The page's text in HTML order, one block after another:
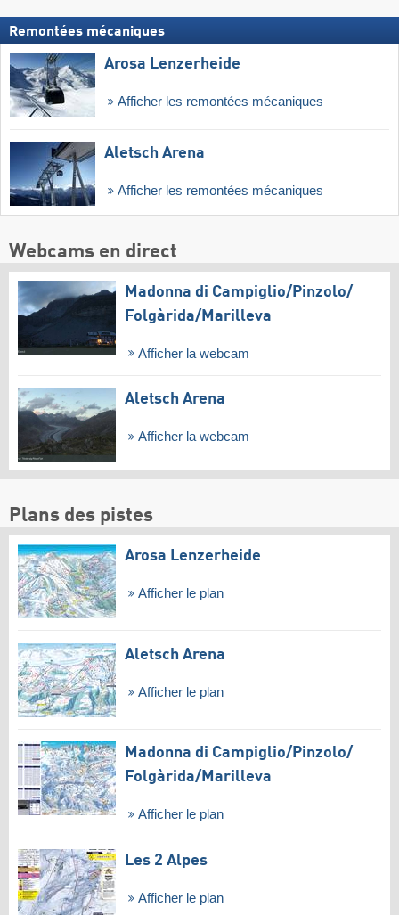
Remontées mécaniques
Arosa Lenzerheide
Afficher les remontées mécaniques
Aletsch Arena
Afficher les remontées mécaniques
Webcams en direct
Madonna di Campiglio/​Pinzolo/​
Folgàrida/​Marilleva
Afficher la webcam
Aletsch Arena
Afficher la webcam
Plans des pistes
Arosa Lenzerheide
Afficher le plan
Aletsch Arena
Afficher le plan
Madonna di Campiglio/​Pinzolo/​
Folgàrida/​Marilleva
Afficher le plan
Les 2 Alpes
Afficher le plan